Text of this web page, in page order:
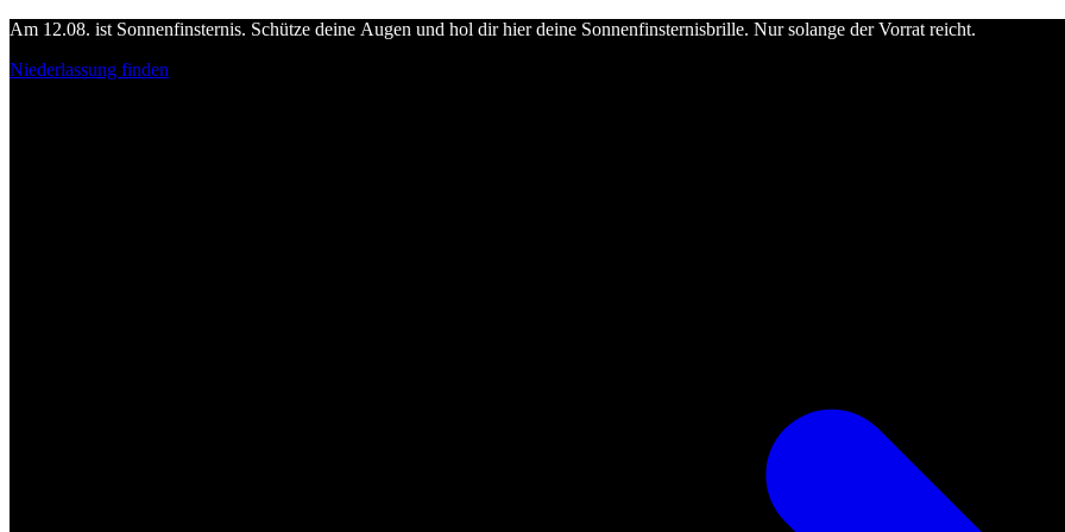
Am 12.08. ist Sonnenfinsternis. Schütze deine Augen und hol dir hier deine Sonnenfinsternisbrille. Nur solange der Vorrat reicht.
Niederlassung finden